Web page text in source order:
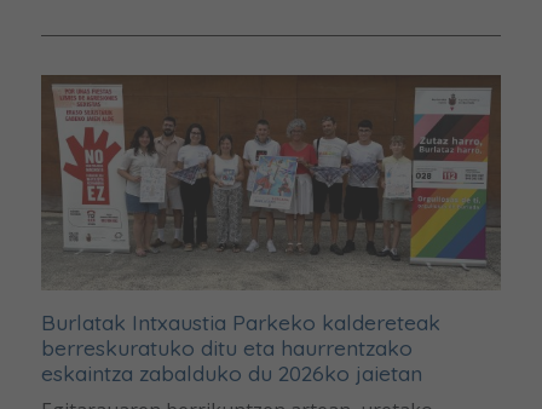
Burlatak Intxaustia Parkeko kaldereteak
berreskuratuko ditu eta haurrentzako
eskaintza zabalduko du 2026ko jaietan